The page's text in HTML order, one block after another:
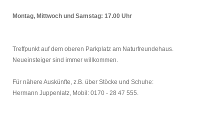
Montag, Mittwoch und Samstag: 17.00 Uhr
Treffpunkt auf dem oberen Parkplatz am Naturfreundehaus.
Neueinsteiger sind immer willkommen.
Für nähere Auskünfte, z.B. über Stöcke und Schuhe:
Hermann Juppenlatz, Mobil: 0170 - 28 47 555.